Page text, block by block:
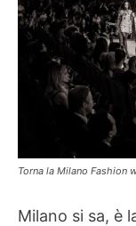
Torna la Milano Fashion
Milano si sa, è